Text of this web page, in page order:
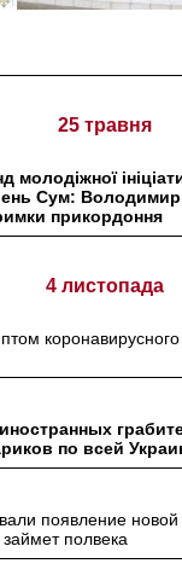
25 травня
молодіжної
Сум:
прикордоння
4 листопада
по всей
появление
полвека